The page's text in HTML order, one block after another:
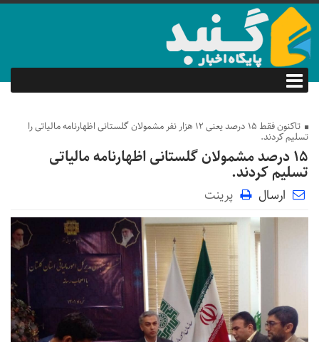
تاکنون فقط ۱۵ درصد یعنی ۱۲ هزار نفر مشمولان گلستانی اظهارنامه مالیاتی را
تسلیم کردند.
۱۵ درصد مشمولان گلستانی اظهارنامه مالیاتی
تسلیم کردند.
ارسال پرینت